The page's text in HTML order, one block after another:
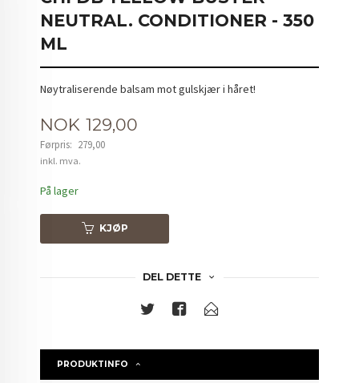
NEUTRAL. CONDITIONER - 350
ML
Nøytraliserende balsam mot gulskjær i håret!
Tilbud
NOK 129,00
Førpris: 279,00
Rabatt
inkl. mva.
På lager
KJØP
DEL DETTE
PRODUKTINFO